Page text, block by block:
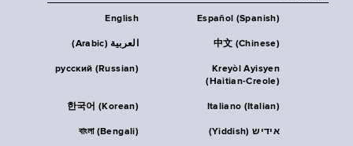
English Español (Spanish)
العربية (Arabic) 中文 (Chinese)
русский (Russian)
Kreyòl Ayisyen
(Haitian-Creole)
한국어 (Korean) Italiano (Italian)
বাংলা (Bengali) אידיש (Yiddish)